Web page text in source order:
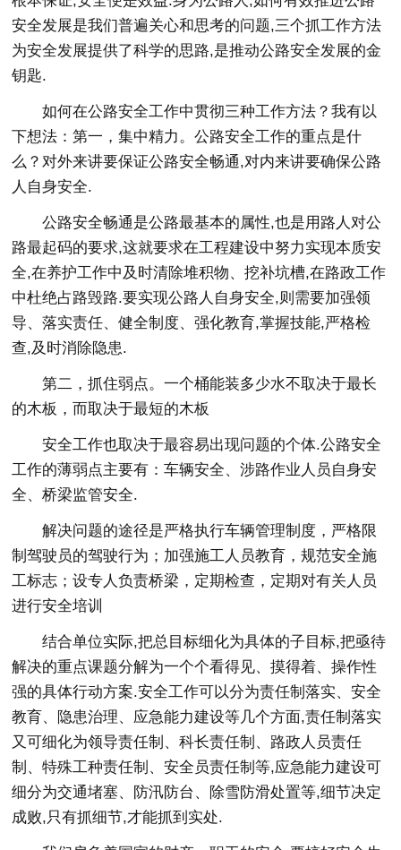
安全发展是我们普遍关心和思考的问题,三个抓工作方法
为安全发展提供了科学的思路,是推动公路安全发展的金
钥匙.
如何在公路安全工作中贯彻三种工作方法？我有以
下想法：第一，集中精力。公路安全工作的重点是什
么？对外来讲要保证公路安全畅通,对内来讲要确保公路
人自身安全.
公路安全畅通是公路最基本的属性,也是用路人对公
路最起码的要求,这就要求在工程建设中努力实现本质安
全,在养护工作中及时清除堆积物、挖补坑槽,在路政工作
中杜绝占路毁路.要实现公路人自身安全,则需要加强领
导、落实责任、健全制度、强化教育,掌握技能,严格检
查,及时消除隐患.
第二，抓住弱点。一个桶能装多少水不取决于最长
的木板，而取决于最短的木板
安全工作也取决于最容易出现问题的个体.公路安全
工作的薄弱点主要有：车辆安全、涉路作业人员自身安
全、桥梁监管安全.
解决问题的途径是严格执行车辆管理制度，严格限
制驾驶员的驾驶行为；加强施工人员教育，规范安全施
工标志；设专人负责桥梁，定期检查，定期对有关人员
进行安全培训
结合单位实际,把总目标细化为具体的子目标,把亟待
解决的重点课题分解为一个个看得见、摸得着、操作性
强的具体行动方案.安全工作可以分为责任制落实、安全
教育、隐患治理、应急能力建设等几个方面,责任制落实
又可细化为领导责任制、科长责任制、路政人员责任
制、特殊工种责任制、安全员责任制等,应急能力建设可
细分为交通堵塞、防汛防台、除雪防滑处置等,细节决定
成败,只有抓细节,才能抓到实处.